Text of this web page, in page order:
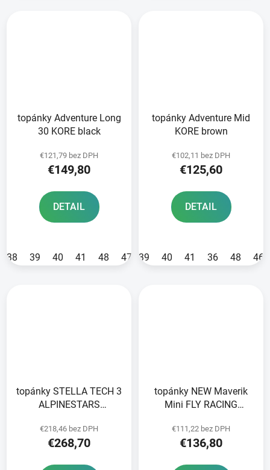
topánky Adventure Long
30 KORE black
€121,79 bez DPH
€149,80
DETAIL
38 39 40 41 48 47
topánky Adventure Mid
KORE brown
€102,11 bez DPH
€125,60
DETAIL
39 40 41 36 48 46
topánky STELLA TECH 3
ALPINESTARS
2025
€218,46 bez DPH
€268,70
topánky NEW Maverik
Mini FLY RACING
€111,22 bez DPH
€136,80